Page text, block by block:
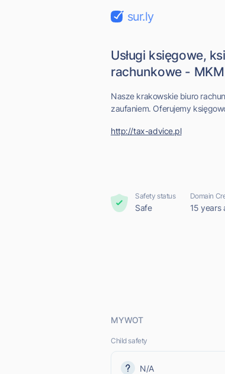
sur.ly
Usługi księgowe,
rachunkowe -
Nasze krakowskie biuro
zaufaniem. Oferujemy
http://tax-advice.pl
Safety status
Safe
Domain
15 years
MYWOT
Child safety
N/A